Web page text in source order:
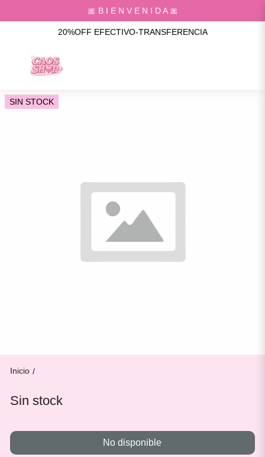
🎀 B I E N V E N I D A 🎀
20%OFF EFECTIVO-TRANSFERENCIA
SIN STOCK
Inicio /
Sin stock
No disponible